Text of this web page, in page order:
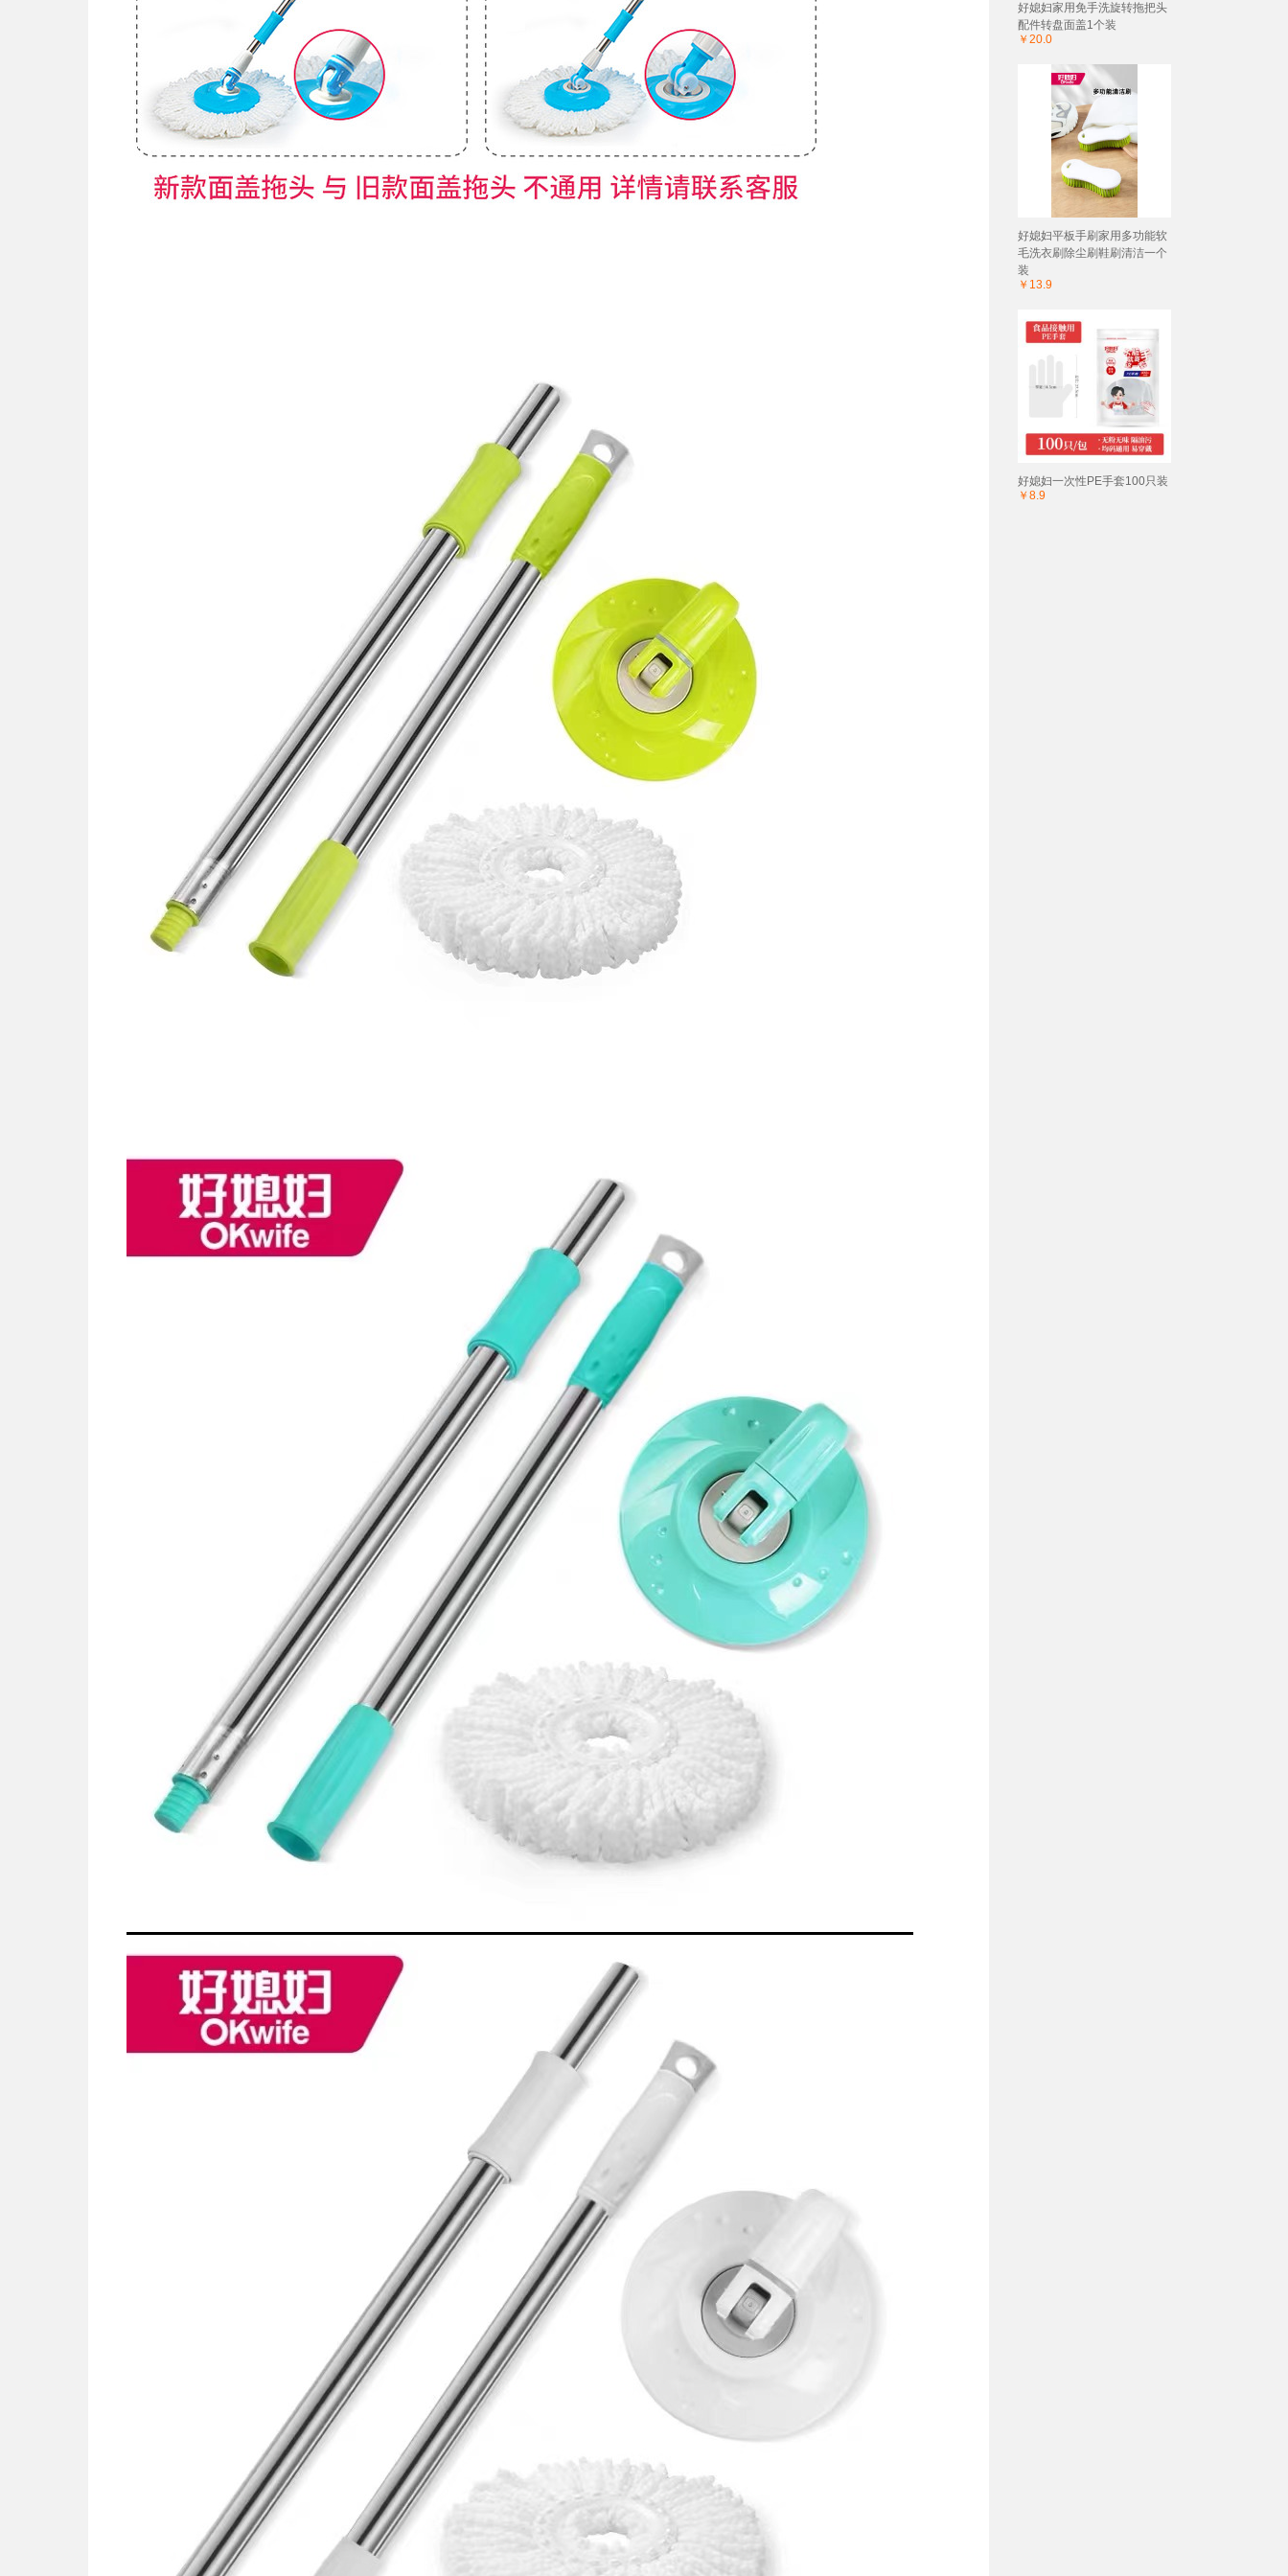
好媳妇家用免手洗旋转拖把头
配件转盘面盖1个装
￥20.0
好媳妇平板手刷家用多功能软
毛洗衣刷除尘刷鞋刷清洁一个
装
￥13.9
好媳妇一次性PE手套100只装
￥8.9